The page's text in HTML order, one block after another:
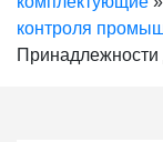
контроля
Принадлежности